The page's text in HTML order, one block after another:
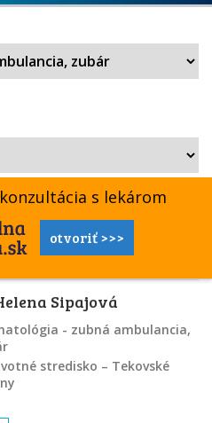
s lekárom
otvoriť >>>
Sipajová
- zubná ambulancia,
stredisko – Tekovské